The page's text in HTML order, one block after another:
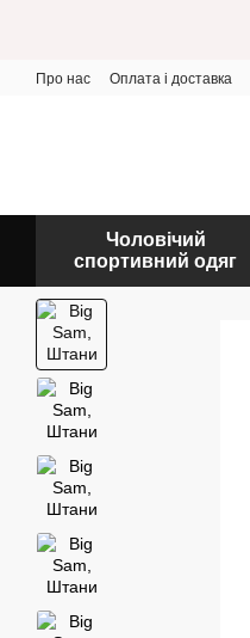
Про нас Оплата і доставка
Чоловічий
спортивний одяг